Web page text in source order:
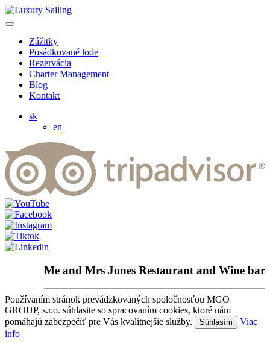
Zážitky
Posádkované lode
Rezervácia
Charter Management
Blog
Kontakt
sk
en
Me and Mrs Jones Restaurant and Wine bar
Používaním stránok prevádzkovaných spoločnosťou MGO
GROUP, s.r.o. súhlasite so spracovaním cookies, ktoré nám
pomáhajú zabezpečiť pre Vás kvalitnejšie služby.
Súhlasím
Viac
info